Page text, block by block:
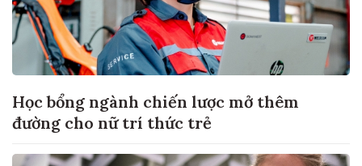
Học bổng ngành chiến lược mở thêm
đường cho nữ trí thức trẻ